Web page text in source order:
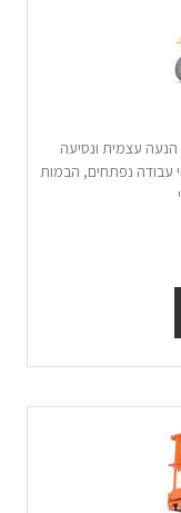
עצמית ונסיעה
זו כ-8.1 מטר. משטחי עבודה נפתחים, הבמות